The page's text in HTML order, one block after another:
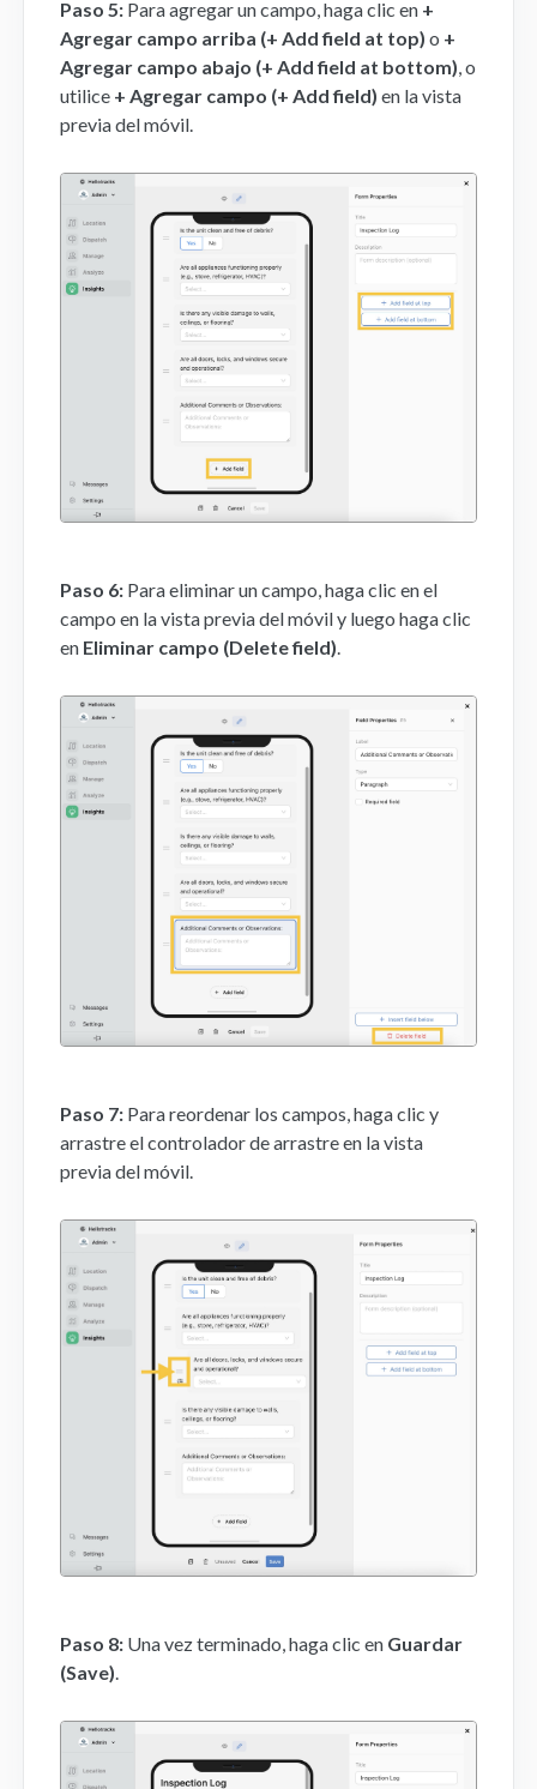
Paso 5: Para agregar un campo, haga clic en +
Agregar campo arriba (+ Add field at top) o +
Agregar campo abajo (+ Add field at bottom), o
utilice + Agregar campo (+ Add field) en la vista
previa del móvil.
Paso 6: Para eliminar un campo, haga clic en el
campo en la vista previa del móvil y luego haga clic
en Eliminar campo (Delete field).
Paso 7: Para reordenar los campos, haga clic y
arrastre el controlador de arrastre en la vista
previa del móvil.
Paso 8: Una vez terminado, haga clic en Guardar
(Save).